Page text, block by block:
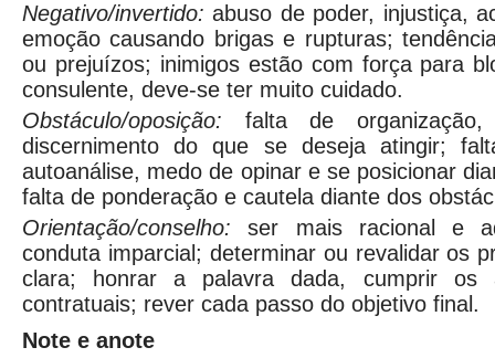
Negativo/invertido:abuso de poder, injustiça,
emoção causando brigas e rupturas;
ou prejuízos; inimigos estão com força para
consulente, deve-se ter muito cuidado.
Obstáculo/oposição: falta de
discernimento do que se deseja atingir;
autoanálise, medo de opinar e se posicionar
falta de ponderação e cautela diante dos
Orientação/conselho:ser mais racional e
conduta imparcial; determinar ou revalidar os
clara; honrar a palavra dada, cumprir os
contratuais; rever cada passo do objetivo final.
Note e anote